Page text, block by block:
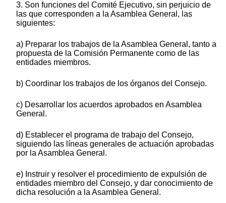
3. Son funciones del Comité Ejecutivo, sin perjuicio de
las que corresponden a la Asamblea General, las
siguientes:
a) Preparar los trabajos de la Asamblea General, tanto a
propuesta de la Comisión Permanente como de las
entidades miembros.
b) Coordinar los trabajos de los órganos del Consejo.
c) Desarrollar los acuerdos aprobados en Asamblea
General.
d) Establecer el programa de trabajo del Consejo,
siguiendo las líneas generales de actuación aprobadas
por la Asamblea General.
e) Instruir y resolver el procedimiento de expulsión de
entidades miembro del Consejo, y dar conocimiento de
dicha resolución a la Asamblea General.